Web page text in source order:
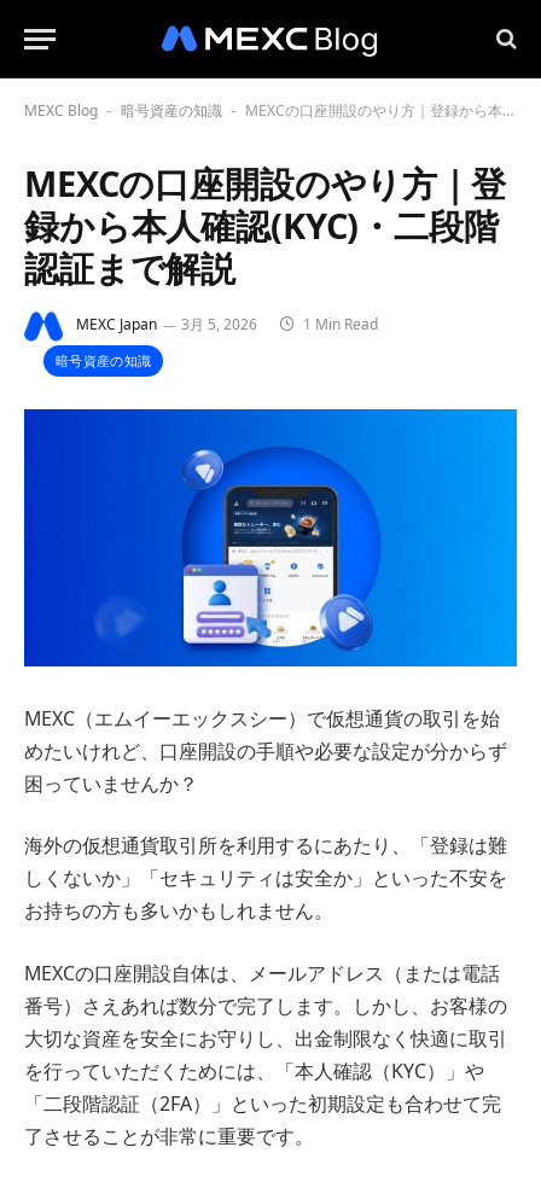
MEXC Blog - 暗号資産の知識 - MEXCの口座開設のやり方｜登録から本人確認(KYC)・二段階認証まで解説
MEXCの口座開設のやり方｜登
録から本人確認(KYC)・二段階
認証まで解説
MEXC Japan 3月 5, 2026 1 Min Read
暗号資産の知識
MEXC（エムイーエックスシー）で仮想通貨の取引を始
めたいけれど、口座開設の手順や必要な設定が分からず
困っていませんか？
海外の仮想通貨取引所を利用するにあたり、「登録は難
しくないか」「セキュリティは安全か」といった不安を
お持ちの方も多いかもしれません。
MEXCの口座開設自体は、メールアドレス（または電話
番号）さえあれば数分で完了します。しかし、お客様の
大切な資産を安全にお守りし、出金制限なく快適に取引
を行っていただくためには、「本人確認（KYC）」や
「二段階認証（2FA）」といった初期設定も合わせて完
了させることが非常に重要です。